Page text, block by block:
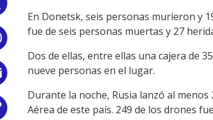
Email
Copy
En Donetsk, seis personas murieron y
fue de seis personas muertas y 27
Dos de ellas, entre ellas una cajera de
nueve personas en el lugar.
Durante la noche, Rusia lanzó al
Aérea de este país. 249 de los drones